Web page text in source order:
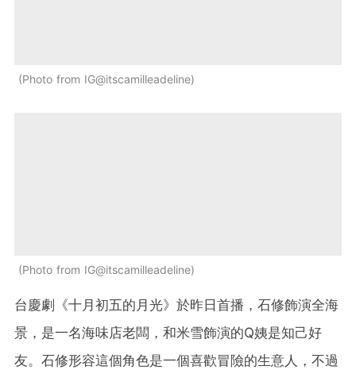
Photo from IG@itscamilleadeline
Photo from IG@itscamilleadeline
台慶劇《十月初五的月光》於昨日首播，石修飾演全海
景，是一名海味店老闆，和米雪飾演的Q姨是知己好
友。石修形容這個角色是一個喜歡冒險的生意人，不過